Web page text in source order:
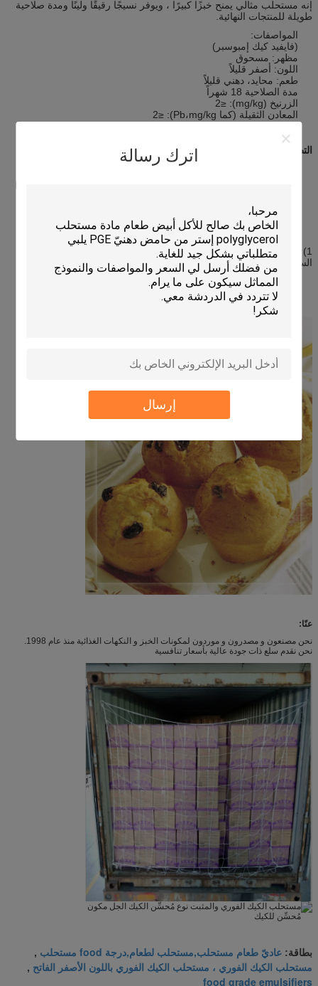
اترك رسالة
إرسال
إنه مستحلب مثالي يمنح خبزًا كبيرًا ، ويوفر نسيجًا رقيقًا ولينًا ومدة صلاحية
طويلة للمنتجات النهائية.
المواصفات:
(فايفيد كيك إمبوسبر)
مظهر: مسحوق
اللون: أصفر قليلاً
طعم: محايد، دهني قليلاً
مدة الصلاحية 18 شهراً
الزرنيخ (mg/kg): ≤2
المعادن الثقيلة (كما Pb،mg/kg): ≤2
التطبيقات:
التعليمات :
1) بالنسبة للكعك: إضافة 0.04% -0.1% من وزن البيض في الزبدة قبل
السوط السريع.
عند صنع الكعكة
جعل الكعك أكثر ناعمة، والحفاظ على الفم الرطب يقع لفترة طويلة.
لها تأثير مثالي ضد الشيخوخة و تمدد مدة الصلاحية
عنّا:
نحن مصنعون و مصدرون و موردون لمكونات الخبز و النكهات الغذائية منذ عام 1998.
نحن نقدم سلع ذات جودة عالية بأسعار تنافسية
بطاقة: عاديّ طعام مستحلب,مستحلب لطعام,درجة food مستحلب ,
مستحلب الكيك الفوري ، مستحلب الكيك الفوري باللون الأصفر الفاتح ,
food grade emulsifiers